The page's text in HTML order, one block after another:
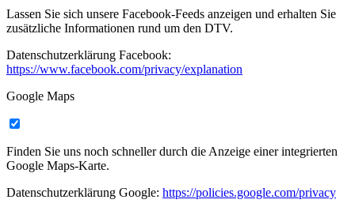
Lassen Sie sich unsere Facebook-Feeds anzeigen und erhalten Sie
zusätzliche Informationen rund um den DTV.
Datenschutzerklärung Facebook:
https://www.facebook.com/privacy/explanation
Google Maps
Finden Sie uns noch schneller durch die Anzeige einer integrierten
Google Maps-Karte.
Datenschutzerklärung Google: https://policies.google.com/privacy